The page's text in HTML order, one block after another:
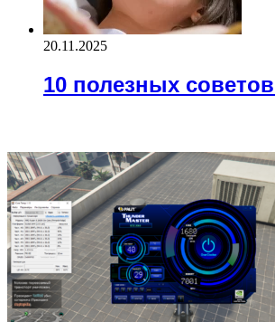
20.11.2025
10 полезных